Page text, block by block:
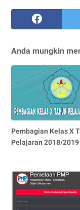
Anda mungkin
Pembagian Kelas X
Pelajaran 2018/2019